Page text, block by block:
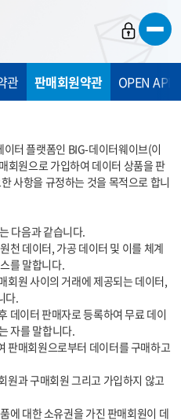
관 판매회원약관 OPEN API
터 플랫폼인 BIG-데이터웨이브(이
회원으로 가입하여 데이터 상품을 판
사항을 규정하는 것을 목적으로 합니
를 말합니다.
다.
자를 말합니다.